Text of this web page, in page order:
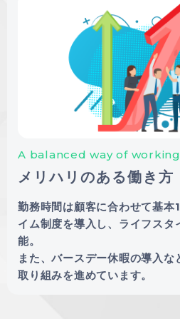
A balanced way of working
メリハリのある働き方
勤務時間は顧客に合わせて基
イム制度を導入し、ライフスタ
能。
また、バースデー休暇の導入
取り組みを進めています。